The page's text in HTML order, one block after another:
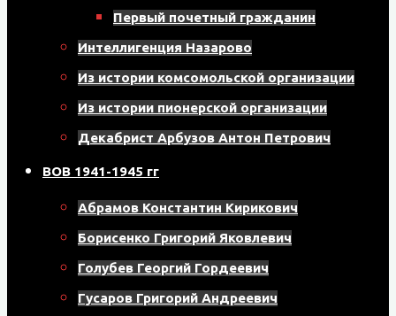
Первый почетный гражданин
Интеллигенция Назарово
Из истории комсомольской организации
Из истории пионерской организации
Декабрист Арбузов Антон Петрович
ВОВ 1941-1945 гг
Абрамов Константин Кирикович
Борисенко Григорий Яковлевич
Голубев Георгий Гордеевич
Гусаров Григорий Андреевич